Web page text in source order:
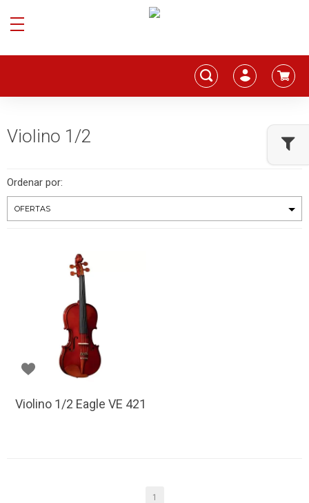
Violino 1/2
Ordenar por:
Violino 1/2 Eagle VE 421
1